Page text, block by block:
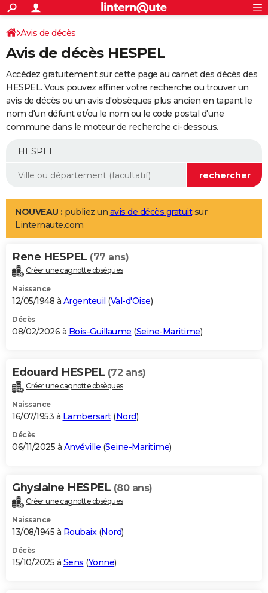
ACTUALITÉS
Politique
Société
Faits Divers
Education
Monde
Villes
+
SPORT
Coupe du monde 2026
Football
Tennis
Cyclisme
Rugby
Forum
Programme TV
TNT
Streaming
Cinéma
Sorties cinéma
Musique
+
FINANCE
Retraite
Epargne
Immobilier
Risques naturels par ville
Banque
Assurance
AUTO
Essais
Réserver un essai
Citadines
Berlines
SUV
Forum auto
+
Mobiles
Meilleur smartphone
Internet
Ordinateurs
Jeux vidéo
Guide high-tech
Aménagement intérieur
LIFESTYLE
Art de vivre
Bien-être
Loisirs
Mode
Modes de vie
Alimentation
Guide de la santé
Maladies
Médicaments
Sommeil
VOYAGE
Destinations
City break
Voyage nature
Voyage de noces
Forum
Climat
+PHOTO
GUIDES D'ACHAT
BONS PLANS
Carte de Noël
Carte Bonne année
Carte Saint-Valentin
Carte Pâques
Carte d'anniversaire
DICTIONNAIRE
Dictionnaire
Biographies
Citations
Expressions
Proverbes
PROGRAMME TV
S'inscrire
Se connecter
Lycées
Collèges
Primaires
Universités
Entreprises
Service militaire
Avis de recherche
AVIS DE DÉCÈS
Bricolage
Lifestyle
Culture
Sport
Auto
Television
Voyage
Cinema
Avis de décès
Avis de décès HESPEL
Accédez gratuitement sur cette page au carnet des décès des
HESPEL. Vous pouvez affiner votre recherche ou trouver un
avis de décès ou un avis d'obsèques plus ancien en tapant le
nom d'un défunt et/ou le nom ou le code postal d'une
commune dans le moteur de recherche ci-dessous.
NOUVEAU : publiez un avis de décès gratuitsur
Linternaute.com
Rene HESPEL (77 ans)
Créer une cagnotte obsèques
Naissance
12/05/1948 à Argenteuil (Val-d'Oise)
Décès
08/02/2026 à Bois-Guillaume (Seine-Maritime)
Edouard HESPEL (72 ans)
Créer une cagnotte obsèques
Naissance
16/07/1953 à Lambersart(Nord)
Décès
06/11/2025 à Anvéville (Seine-Maritime)
Ghyslaine HESPEL (80 ans)
Créer une cagnotte obsèques
Naissance
13/08/1945 à Roubaix(Nord)
Décès
15/10/2025 à Sens (Yonne)